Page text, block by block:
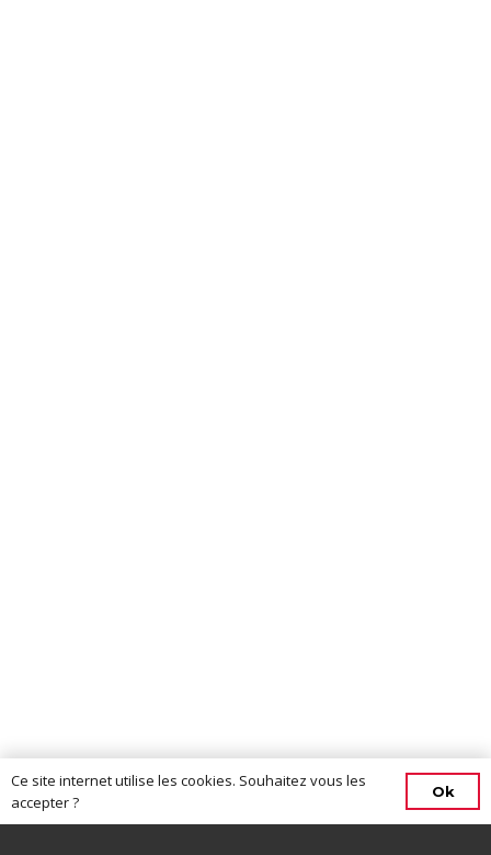
Ce site internet utilise les cookies. Souhaitez vous les
accepter ?
Ok